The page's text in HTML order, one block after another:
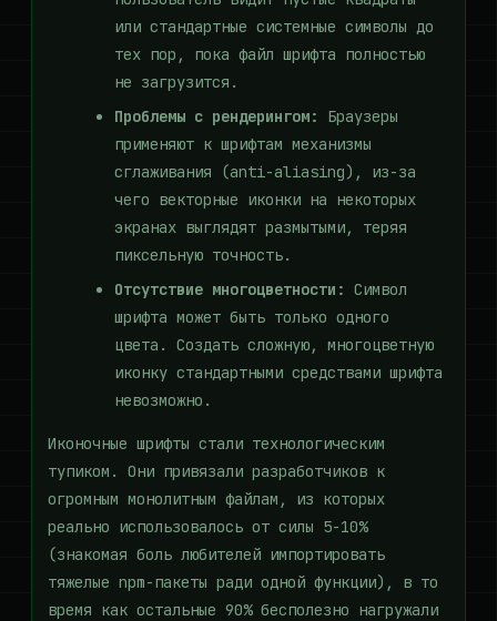
или стандартные системные символы до
тех пор, пока файл шрифта полностью
не загрузится.
Проблемы с рендерингом:
Браузеры
применяют к шрифтам механизмы
сглаживания (anti-aliasing), из-за
чего векторные иконки на некоторых
экранах выглядят размытыми, теряя
пиксельную точность.
Отсутствие многоцветности: Символ
шрифта может быть только одного
цвета. Создать сложную, многоцветную
иконку стандартными средствами шрифта
невозможно.
Иконочные шрифты стали технологическим
тупиком. Они привязали разработчиков к
огромным монолитным файлам, из которых
реально использовалось от силы 5-10%
(знакомая боль любителей импортировать
тяжелые npm-пакеты ради одной функции), в то
время как остальные 90% бесполезно нагружали